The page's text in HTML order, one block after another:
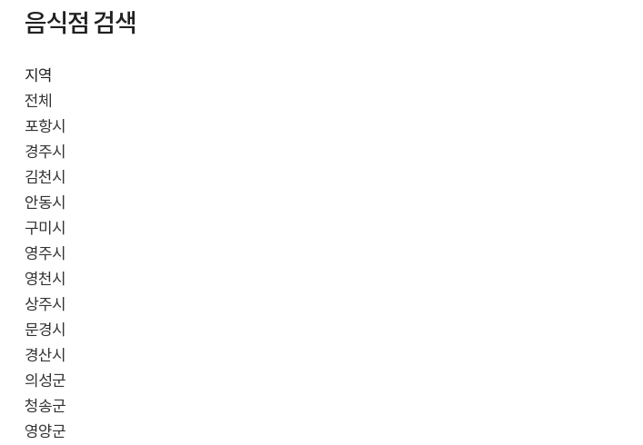
음식점 검색
지역
전체
포항시
경주시
김천시
안동시
구미시
영주시
영천시
상주시
문경시
경산시
의성군
청송군
영양군